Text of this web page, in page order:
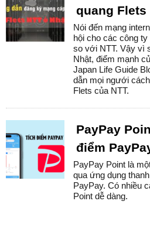
quang Flets
Nói đến mạng
hội cho các công
so với NTT. Vậy vì
Nhật, điểm mạnh
Japan Life Guide
dẫn mọi ngưới
Flets của NTT.
PayPay
điểm
PayPay Point là
qua ứng dụng
PayPay. Có nhiều
Point dễ dàng.